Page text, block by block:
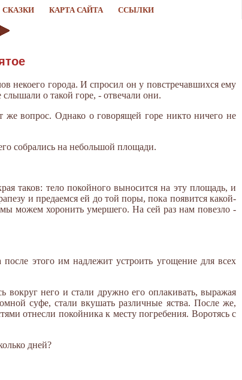
СКАЗКИ КАРТА САЙТА ССЫЛКИ
некоего города. И спросил он у повстречавшихся ему
о такой горе, - отвечали они.
вопрос. Однако о говорящей горе никто ничего не
собрались на небольшой площади.
таков: тело покойного выносится на эту площадь, и
и предаемся ей до той поры, пока появится какой-
можем хоронить умершего. На сей раз нам повезло -
этого им надлежит устроить угощение для всех
него и стали дружно его оплакивать, выражая
суфе, стали вкушать различные яства. После же,
отнесли покойника к месту погребения. Воротясь с
дней?